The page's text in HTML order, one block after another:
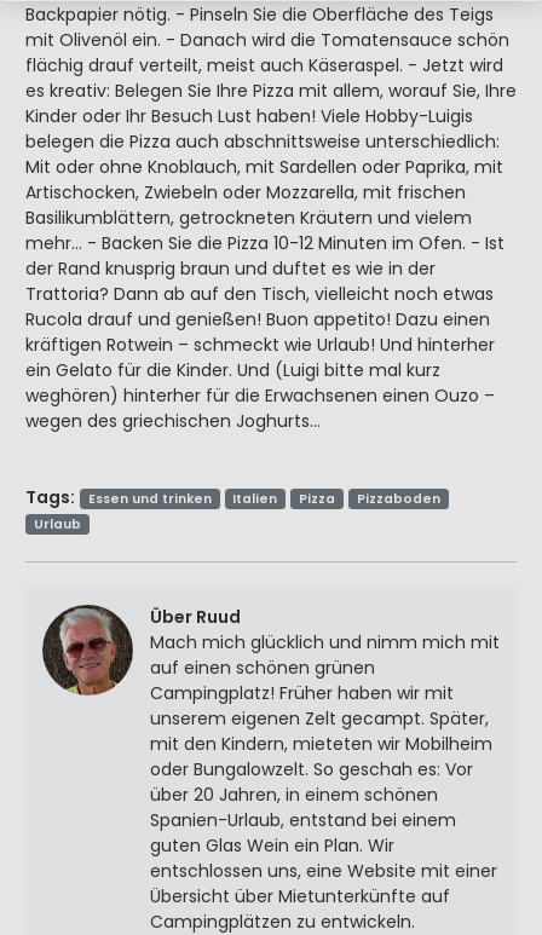
Backpapier nötig. - Pinseln Sie die Oberfläche des Teigs
mit Olivenöl ein. - Danach wird die Tomatensauce schön
flächig drauf verteilt, meist auch Käseraspel. - Jetzt wird
es kreativ: Belegen Sie Ihre Pizza mit allem, worauf Sie, Ihre
Kinder oder Ihr Besuch Lust haben! Viele Hobby-Luigis
belegen die Pizza auch abschnittsweise unterschiedlich:
Mit oder ohne Knoblauch, mit Sardellen oder Paprika, mit
Artischocken, Zwiebeln oder Mozzarella, mit frischen
Basilikumblättern, getrockneten Kräutern und vielem
mehr… - Backen Sie die Pizza 10-12 Minuten im Ofen. - Ist
der Rand knusprig braun und duftet es wie in der
Trattoria? Dann ab auf den Tisch, vielleicht noch etwas
Rucola drauf und genießen! Buon appetito! Dazu einen
kräftigen Rotwein – schmeckt wie Urlaub! Und hinterher
ein Gelato für die Kinder. Und (Luigi bitte mal kurz
weghören) hinterher für die Erwachsenen einen Ouzo –
wegen des griechischen Joghurts…
Tags: Essen und trinken Italien Pizza
Pizzaboden
Urlaub
Über Ruud
Mach mich glücklich und nimm mich mit
auf einen schönen grünen
Campingplatz! Früher haben wir mit
unserem eigenen Zelt gecampt. Später,
mit den Kindern, mieteten wir Mobilheim
oder Bungalowzelt. So geschah es: Vor
über 20 Jahren, in einem schönen
Spanien-Urlaub, entstand bei einem
guten Glas Wein ein Plan. Wir
entschlossen uns, eine Website mit einer
Übersicht über Mietunterkünfte auf
Campingplätzen zu entwickeln.